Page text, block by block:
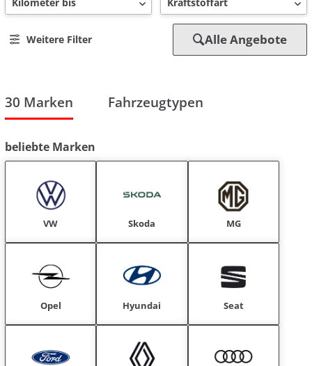
Alle Angebote
Weitere Filter
30 Marken Fahrzeugtypen
beliebte Marken
VW Skoda MG
Opel Hyundai Seat